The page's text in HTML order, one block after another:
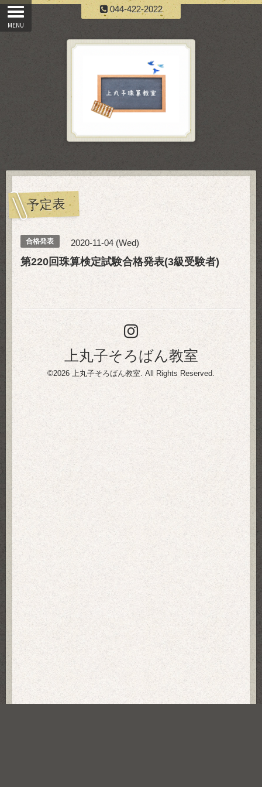
044-422-2022
予定表
合格発表 2020-11-04 (Wed)
第220回珠算検定試験合格発表(3級受験者)
上丸子そろばん教室
©2026 上丸子そろばん教室 . All Rights Reserved.